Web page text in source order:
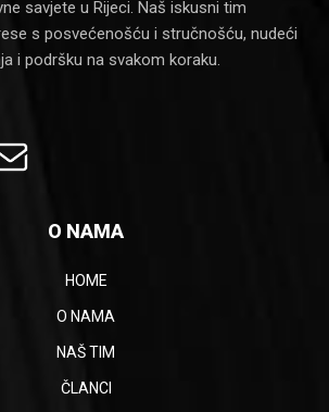
savjete u Rijeci. Naš iskusni tim
s posvećenošću i stručnošću, nudeći
i podršku na svakom koraku.
O NAMA
HOME
O NAMA
NAŠ TIM
ČLANCI